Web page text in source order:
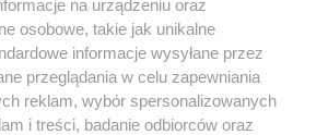
na urządzeniu oraz
osobowe, takie jak unikalne
informacje wysyłane przez
przeglądania w celu zapewniania
reklam, wybór spersonalizowanych
i treści, badanie odbiorców oraz